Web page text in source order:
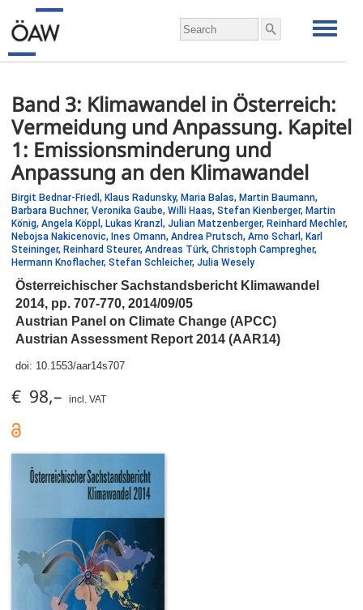
Band 3: Klimawandel in Österreich:
Vermeidung und Anpassung. Kapitel
1: Emissionsminderung und
Anpassung an den Klimawandel
Birgit Bednar-Friedl, Klaus Radunsky, Maria Balas, Martin Baumann,
Barbara Buchner, Veronika Gaube, Willi Haas, Stefan Kienberger, Martin
König, Angela Köppl, Lukas Kranzl, Julian Matzenberger, Reinhard Mechler,
Nebojsa Nakicenovic, Ines Omann, Andrea Prutsch, Arno Scharl, Karl
Steininger, Reinhard Steurer, Andreas Türk, Christoph Campregher,
Hermann Knoflacher, Stefan Schleicher, Julia Wesely
Österreichischer Sachstandsbericht Klimawandel
2014, pp. 707-770, 2014/09/05
Austrian Panel on Climate Change (APCC)
Austrian Assessment Report 2014 (AAR14)
doi: 10.1553/aar14s707
€ 98,– incl. VAT